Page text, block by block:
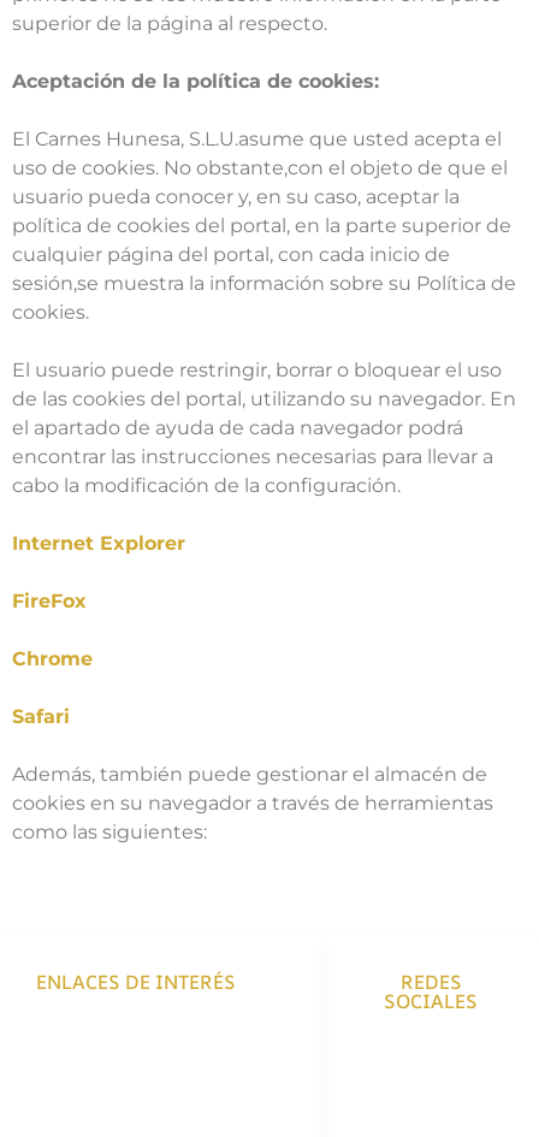
superior de la página al respecto.
Aceptación de la política de cookies:
El Carnes Hunesa, S.L.U.asume que usted acepta el
uso de cookies. No obstante,con el objeto de que el
usuario pueda conocer y, en su caso, aceptar la
política de cookies del portal, en la parte superior de
cualquier página del portal, con cada inicio de
sesión,se muestra la información sobre su Política de
cookies.
El usuario puede restringir, borrar o bloquear el uso
de las cookies del portal, utilizando su navegador. En
el apartado de ayuda de cada navegador podrá
encontrar las instrucciones necesarias para llevar a
cabo la modificación de la configuración.
Internet Explorer
FireFox
Chrome
Safari
Además, también puede gestionar el almacén de
cookies en su navegador a través de herramientas
como las siguientes:
REDES
SOCIALES
ENLACES DE INTERÉS